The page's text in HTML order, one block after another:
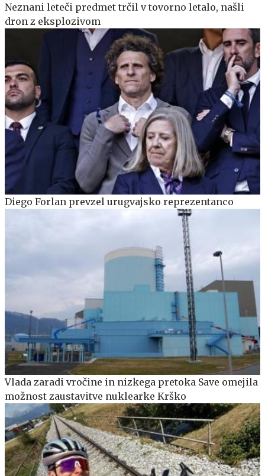
Neznani leteči predmet trčil v tovorno letalo, našli
dron z eksplozivom
Diego Forlan prevzel urugvajsko reprezentanco
Vlada zaradi vročine in nizkega pretoka Save omejila
možnost zaustavitve nuklearke Krško